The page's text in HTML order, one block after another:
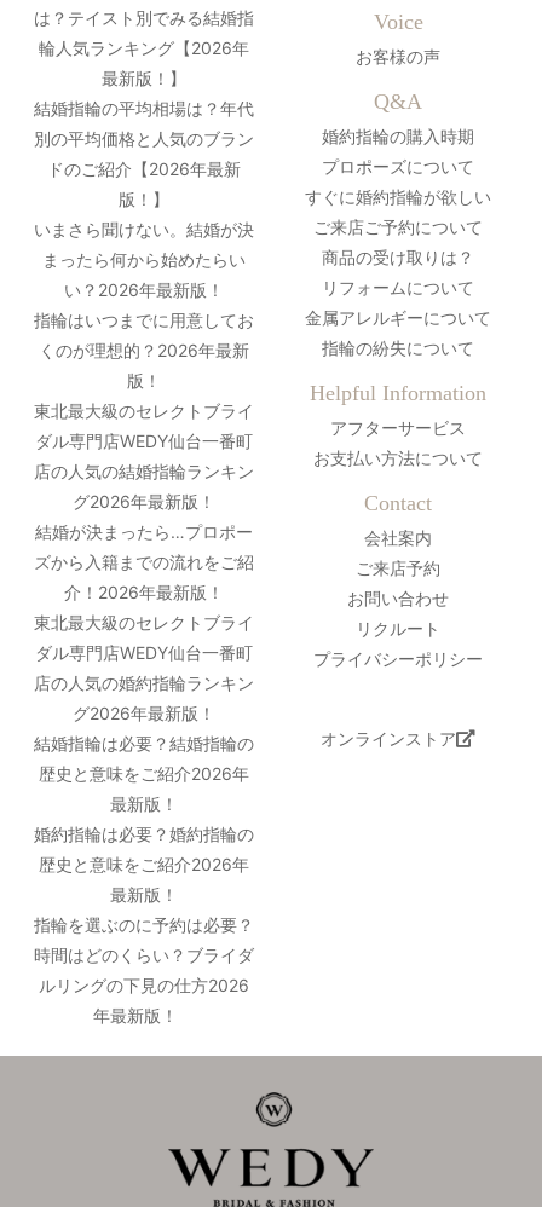
は？テイスト別でみる結婚指
輪人気ランキング【2026年
最新版！】
結婚指輪の平均相場は？年代
別の平均価格と人気のブラン
ドのご紹介【2026年最新
版！】
いまさら聞けない。結婚が決
まったら何から始めたらい
い？2026年最新版！
指輪はいつまでに用意してお
くのが理想的？2026年最新
版！
東北最大級のセレクトブライ
ダル専門店WEDY仙台一番町
店の人気の結婚指輪ランキン
グ2026年最新版！
結婚が決まったら…プロポー
ズから入籍までの流れをご紹
介！2026年最新版！
東北最大級のセレクトブライ
ダル専門店WEDY仙台一番町
店の人気の婚約指輪ランキン
グ2026年最新版！
結婚指輪は必要？結婚指輪の
歴史と意味をご紹介2026年
最新版！
婚約指輪は必要？婚約指輪の
歴史と意味をご紹介2026年
最新版！
指輪を選ぶのに予約は必要？
時間はどのくらい？ブライダ
ルリングの下見の仕方2026
年最新版！
Voice
お客様の声
Q&A
婚約指輪の購入時期
プロポーズについて
すぐに婚約指輪が欲しい
ご来店ご予約について
商品の受け取りは？
リフォームについて
金属アレルギーについて
指輪の紛失について
Helpful Information
アフターサービス
お支払い方法について
Contact
会社案内
ご来店予約
お問い合わせ
リクルート
プライバシーポリシー
オンラインストア